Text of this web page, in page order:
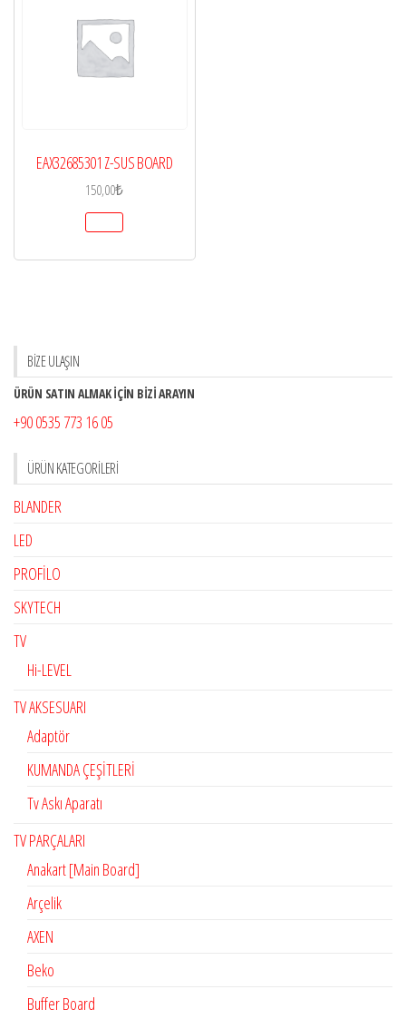
EAX32685301 Z-SUS BOARD
150,00₺
BİZE ULAŞIN
ÜRÜN SATIN ALMAK İÇİN BİZİ ARAYIN
+90 0535 773 16 05
ÜRÜN KATEGORILERI
BLANDER
LED
PROFİLO
SKYTECH
TV
Hi-LEVEL
TV AKSESUARI
Adaptör
KUMANDA ÇEŞİTLERİ
Tv Askı Aparatı
TV PARÇALARI
Anakart [Main Board]
Arçelik
AXEN
Beko
Buffer Board